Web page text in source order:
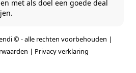
met als doel een goede deal
© - alle rechten voorbehouden |
| Privacy verklaring